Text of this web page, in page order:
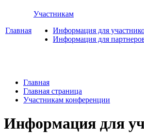
Главная
Участникам
Информация для
Информация для
Главная
Главная страница
Участникам конференции
Информация для